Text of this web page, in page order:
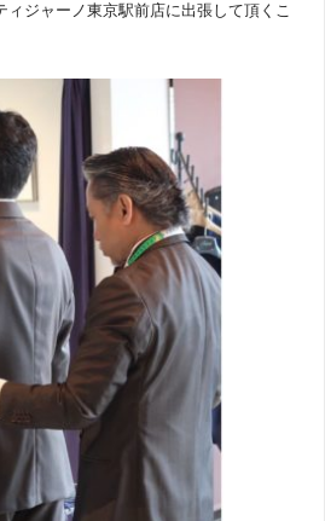
ジャーノ東京駅前店に出張して頂くこ